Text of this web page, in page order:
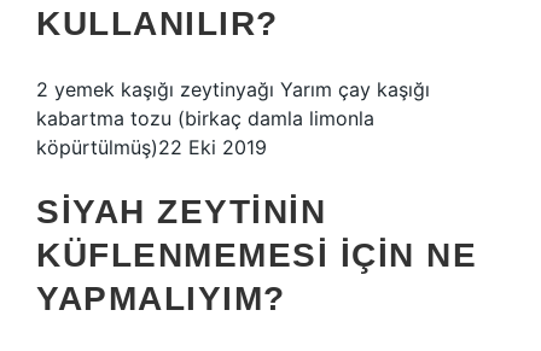
KULLANILIR?
2 yemek kaşığı zeytinyağı Yarım çay kaşığı
kabartma tozu (birkaç damla limonla
köpürtülmüş)22 Eki 2019
SIYAH ZEYTININ
KÜFLENMEMESI IÇIN NE
YAPMALIYIM?